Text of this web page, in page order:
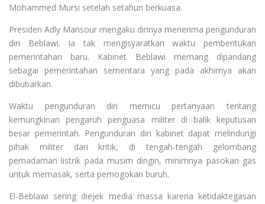
Mohammed Mursi setelah setahun berkuasa.
Presiden Adly Mansour mengaku dirinya menerima pengunduran
diri Beblawi. Ia tak mengisyaratkan waktu pembentukan
pemerintahan baru. Kabinet Beblawi memang dipandang
sebagai pemerintahan sementara yang pada akhirnya akan
dibubarkan.
Waktu pengunduran diri memicu pertanyaan tentang
kemungkinan pengaruh penguasa militer di balik keputusan
besar pemerintah. Pengunduran diri kabinet dapat melindungi
pihak militer dari kritik, di tengah-tengah gelombang
pemadaman listrik pada musim dingin, minimnya pasokan gas
untuk memasak, serta pemogokan buruh.
El-Beblawi sering diejek media massa karena ketidaktegasan